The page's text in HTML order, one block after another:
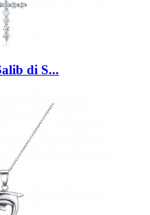
di S...